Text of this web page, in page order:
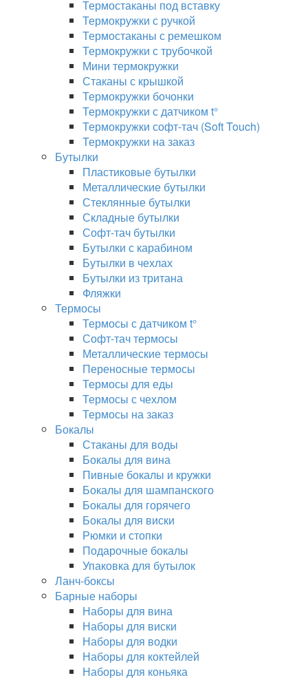
Термостаканы под вставку
Термокружки с ручкой
Термостаканы с ремешком
Термокружки с трубочкой
Мини термокружки
Стаканы с крышкой
Термокружки бочонки
Термокружки с датчиком t°
Термокружки софт-тач (Soft Touch)
Термокружки на заказ
Бутылки
Пластиковые бутылки
Металлические бутылки
Стеклянные бутылки
Складные бутылки
Софт-тач бутылки
Бутылки с карабином
Бутылки в чехлах
Бутылки из тритана
Фляжки
Термосы
Термосы с датчиком t°
Софт-тач термосы
Металлические термосы
Переносные термосы
Термосы для еды
Термосы с чехлом
Термосы на заказ
Бокалы
Стаканы для воды
Бокалы для вина
Пивные бокалы и кружки
Бокалы для шампанского
Бокалы для горячего
Бокалы для виски
Рюмки и стопки
Подарочные бокалы
Упаковка для бутылок
Ланч-боксы
Барные наборы
Наборы для вина
Наборы для виски
Наборы для водки
Наборы для коктейлей
Наборы для коньяка